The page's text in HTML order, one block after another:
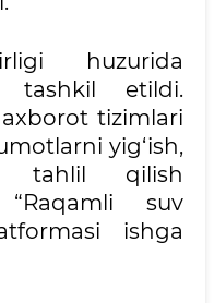
huzurida
tashkil etildi.
tizimlari
yig‘ish,
tahlil qilish
suv
ishga